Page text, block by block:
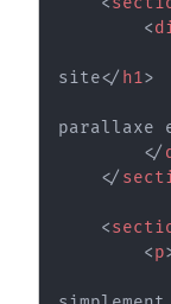
<
site</ h1>
parallaxe
</
</
<
<p